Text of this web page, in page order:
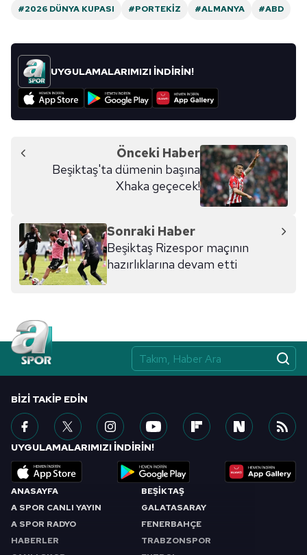
#2026 DÜNYA KUPASI
#PORTEKIZ #ALMANYA #ABD
UYGULAMALARIMIZI İNDİRİN!
Önceki Haber
Beşiktaş'ta dümenin başına
Xhaka geçecek!
Sonraki Haber
Beşiktaş Rizespor maçının
hazırlıklarına devam etti
ANASAYFA
A SPOR CANLI YAYIN
A SPOR RADYO
HABERLER
BEŞİKTAŞ
GALATASARAY
FENERBAHÇE
TRABZONSPOR
BIZI TAKIP EDIN
UYGULAMALARIMIZI İNDİRİN!